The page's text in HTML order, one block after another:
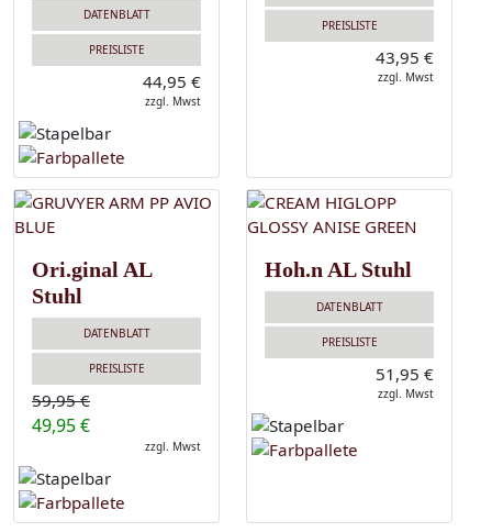
DATENBLATT
PREISLISTE
44,95 €
zzgl. Mwst
PREISLISTE
43,95 €
zzgl. Mwst
Ori.ginal AL
Stuhl
DATENBLATT
PREISLISTE
59,95 €
49,95 €
zzgl. Mwst
Hoh.n AL Stuhl
DATENBLATT
PREISLISTE
51,95 €
zzgl. Mwst